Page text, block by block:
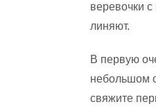
веревочки
линяют.
В первую
небольшом
свяжите